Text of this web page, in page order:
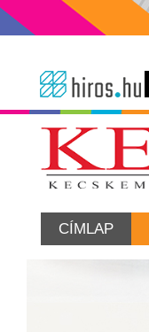
CÍMLAP